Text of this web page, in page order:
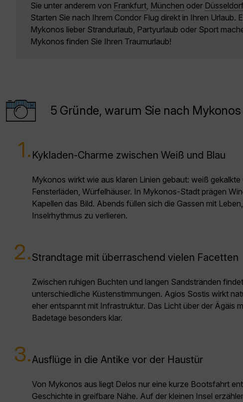
Sie unter anderem von Frankfurt, München oder Düsseldorf
Starten Sie nach Ihrem Condor Flug direkt in Ihren Urlaub.
Mykonos lieber Strandurlaub, Partyurlaub oder Sport
Mykonos finden Sie Ihren Traumurlaub!
5 Gründe, warum Sie nach
1. Kykladen-Charme zwischen Weiß und Blau
Mykonos wirkt wie aus klaren Linien gebaut: weiß gekalkte
Fensterläden, Würfelhäuser. In Mykonos-Stadt prägen
Kapellen das Bild. Abends füllen sich die Gassen mit
Inselrhythmus zu verlieren.
2.Strandtage mit überraschend vielen Facetten
Zwischen ruhigen Buchten und langen Sandstränden
unterschiedliche Küstenstimmungen. Agios Sostis wirkt
eher entspannt mit Infrastruktur. Das Licht über der Ägäis
Badetage besonders klar.
3.Ausflüge in die Antike vor der Haustür
Von Mykonos aus liegt Delos nur eine kurze Bootsfahrt
Geschichte in greifbare Nähe. Auf der kleinen Insel